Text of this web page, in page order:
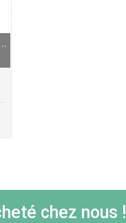
CORPS ROUE-LIBRE MAVIC ROUTE FTSL ED11 CAMPAGNOLO
chez nous !